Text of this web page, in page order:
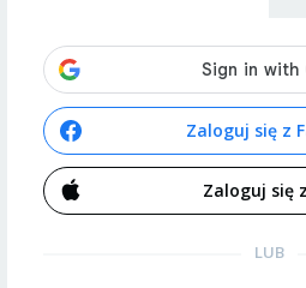
Zaloguj się z
Zaloguj się
LUB